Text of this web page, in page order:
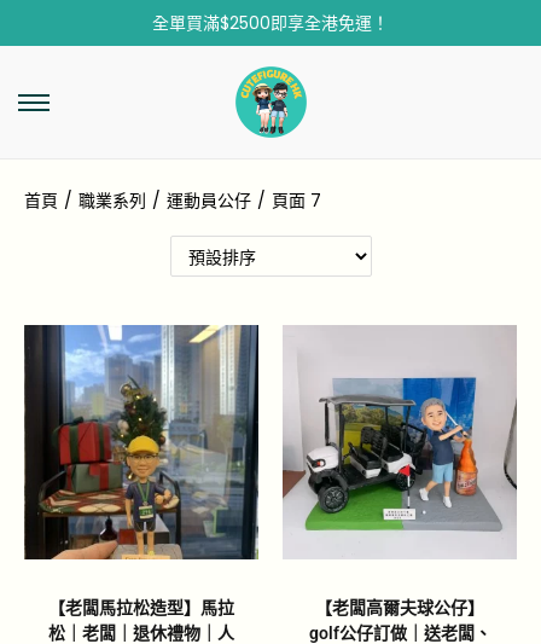
全單買滿$2500即享全港免運！
首頁 / 職業系列 / 運動員公仔 / 頁面 7
【老闆馬拉松造型】馬拉
松｜老闆｜退休禮物｜人
【老闆高爾夫球公仔】
golf公仔訂做｜送老闆、